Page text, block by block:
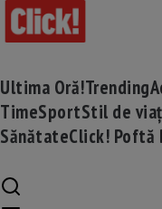
Ultima Oră!Trending
TimeSportStil de
SănătateClick! Poftă